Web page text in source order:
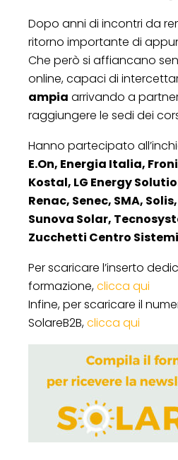
Dopo anni di incontri da
ritorno importante di
Che però si affiancano
online, capaci di
ampia arrivando a
raggiungere le sedi dei
Hanno partecipato
E.On, Energia Italia,
Kostal, LG Energy
Renac, Senec, SMA,
Sunova Solar,
Zucchetti Centro Sistemi
Per scaricare l’inserto
formazione,clicca qui
Infine, per scaricare il
SolareB2B,clicca qui